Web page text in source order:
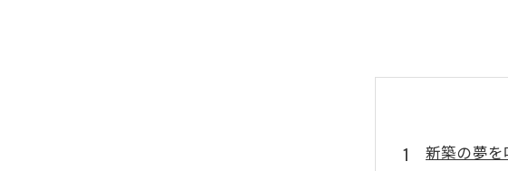
新築の夢